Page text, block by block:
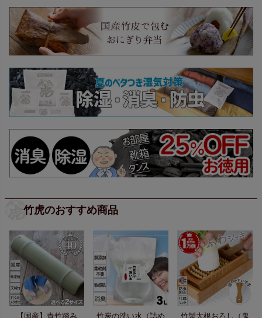
竹虎のおすすめ商品
【国産】青竹踏み 竹炭の洗い水（詰め 竹製大根おろし（鬼